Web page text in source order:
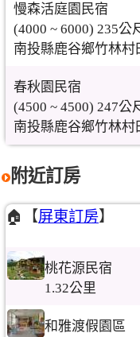
慢森活庭園民宿
(4000 ~ 6000) 235公
南投縣鹿谷鄉竹林村
春秋園民宿
(4500 ~ 4500) 247公
南投縣鹿谷鄉竹林村
附近訂房
🏠【屏東訂房】
桃花源民宿
1.32公里
和雅渡假園區